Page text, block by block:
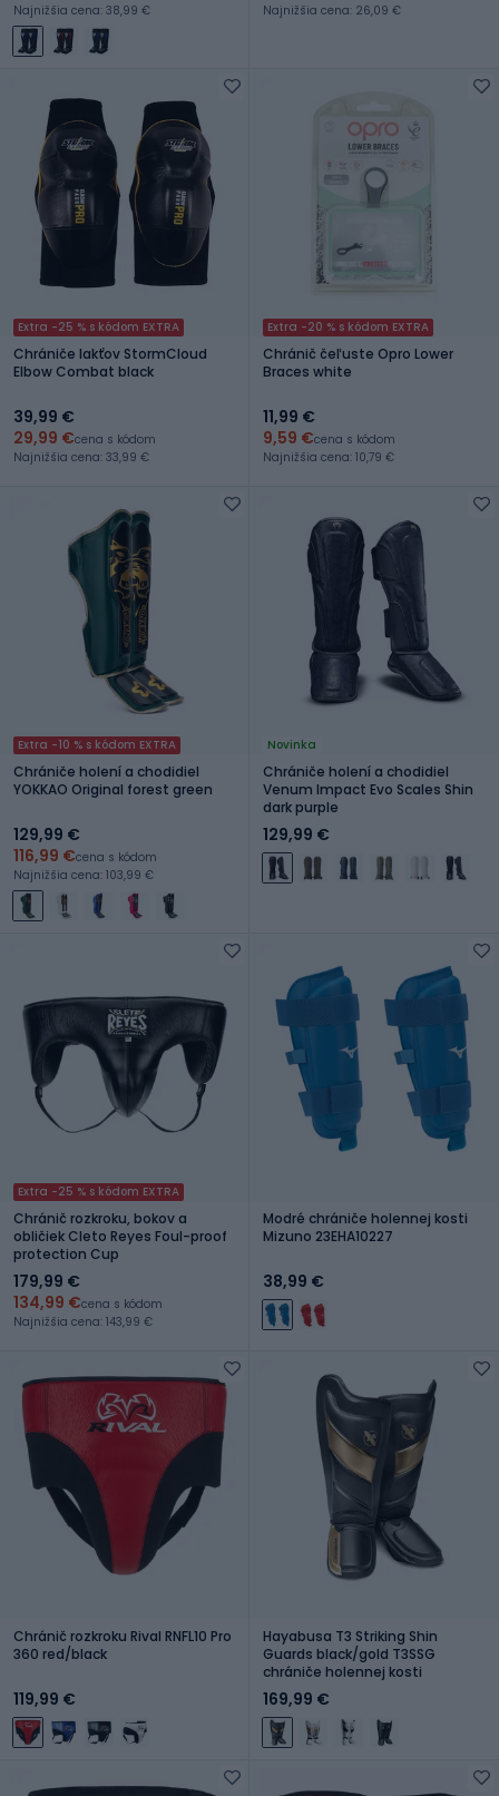
Najnižšia cena: 38,99 €
Najnižšia cena: 26,09 €
Extra -25 % s kódom EXTRA
Chrániče lakťov StormCloud
Elbow Combat black
39,99 €
29,99 €cena s kódom
Najnižšia cena: 33,99 €
Extra -20 % s kódom EXTRA
Chránič čeľuste Opro Lower
Braces white
11,99 €
9,59 €cena s kódom
Najnižšia cena: 10,79 €
Extra -10 % s kódom EXTRA
Chrániče holení a chodidiel
YOKKAO Original forest green
129,99 €
116,99 €cena s kódom
Najnižšia cena: 103,99 €
Novinka
Chrániče holení a chodidiel
Venum Impact Evo Scales Shin
dark purple
129,99 €
Extra -25 % s kódom EXTRA
Chránič rozkroku, bokov a
obličiek Cleto Reyes Foul-proof
protection Cup
179,99 €
134,99 €cena s kódom
Najnižšia cena: 143,99 €
Modré chrániče holennej kosti
Mizuno 23EHA10227
38,99 €
Chránič rozkroku Rival RNFL10 Pro
360 red/black
119,99 €
Hayabusa T3 Striking Shin
Guards black/gold T3SSG
chrániče holennej kosti
169,99 €